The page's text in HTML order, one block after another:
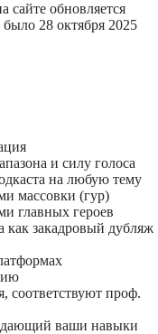
обновляется
28 октября 2025
и силу голоса
на любую тему
массовки (гур)
главных героев
как закадровый дубляж
соответствуют проф.
ваши навыки